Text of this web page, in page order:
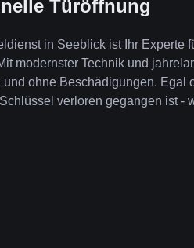
Türöffnung
in Seeblick ist Ihr Experte
modernster Technik und
ohne Beschädigungen. Egal
verloren gegangen ist -